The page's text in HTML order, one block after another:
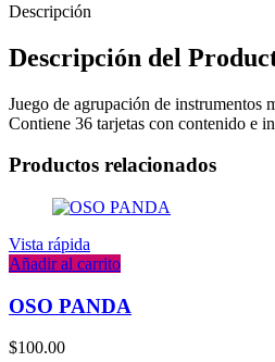
Descripción
Descripción del
Juego de agrupación de instrumentos
Contiene 36 tarjetas con contenido e
Productos relacionados
Vista rápida
Añadir al carrito
OSO PANDA
$100.00